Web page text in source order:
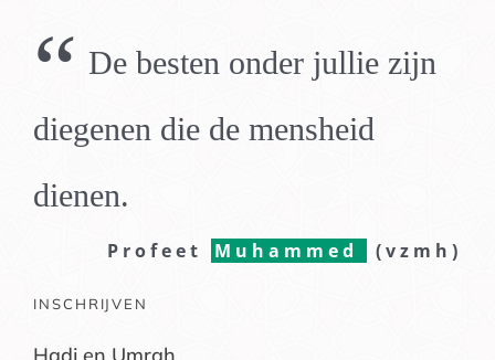
“ De besten onder jullie zijn
diegenen die de mensheid
dienen.
Profeet Muhammed (vzmh)
INSCHRIJVEN